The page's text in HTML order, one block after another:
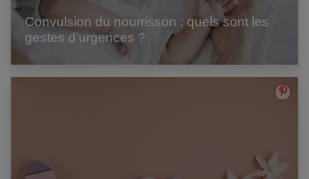
Convulsion du nourrisson : quels sont les
gestes d’urgences ?